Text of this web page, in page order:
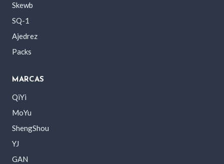
Skewb
SQ-1
Ajedrez
Packs
MARCAS
QiYi
MoYu
ShengShou
YJ
GAN